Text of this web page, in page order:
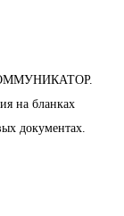
на бланках
документах.